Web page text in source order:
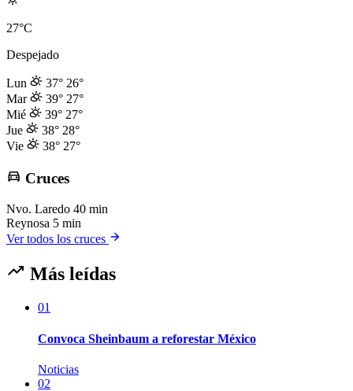
27°C
Despejado
Lun 37° 26°
Mar
39° 27°
Mié
39° 27°
Jue
38° 28°
Vie
38° 27°
Cruces
Nvo. Laredo 40 min
Reynosa 5 min
Ver todos los cruces
Más leídas
01
Convoca Sheinbaum a reforestar México
Noticias
02